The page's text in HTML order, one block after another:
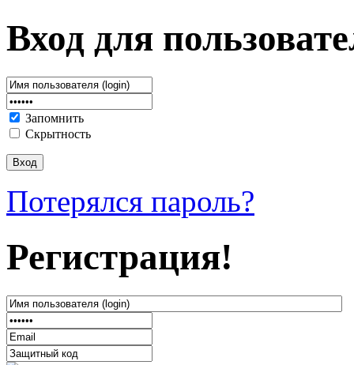
Вход для
Запомнить
Скрытность
Потерялся пароль?
Регистрация!